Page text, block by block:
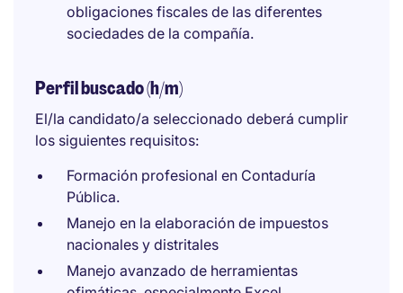
obligaciones fiscales de las diferentes
sociedades de la compañía.
Perfil buscado (h/m)
El/la candidato/a seleccionado deberá cumplir
los siguientes requisitos:
Formación profesional en Contaduría
Pública.
Manejo en la elaboración de impuestos
nacionales y distritales
Manejo avanzado de herramientas